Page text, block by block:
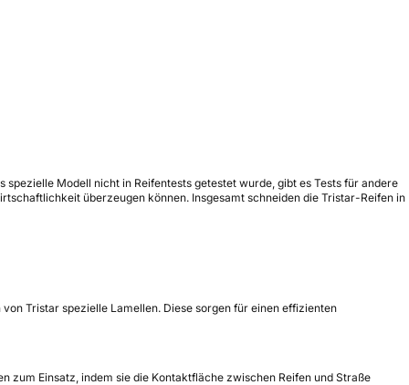
Modell nicht in Reifentests getestet wurde, gibt es Tests für andere
überzeugen können. Insgesamt schneiden die Tristar-Reifen in
Tristar spezielle Lamellen. Diese sorgen für einen effizienten
zum Einsatz, indem sie die Kontaktfläche zwischen Reifen und Straße